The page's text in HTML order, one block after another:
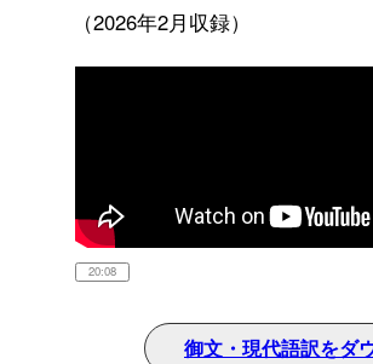
（2026年2月収録）
20:08
御文・現代語訳をダ